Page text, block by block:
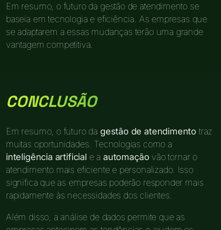
Em resumo, o futuro da gestão de atendimento se
baseia em tecnologia e eficiência. As empresas que
se adaptarem a essas mudanças terão uma grande
vantagem competitiva.
CONCLUSÃO
Em resumo, o futuro da gestão de atendimento traz
muitas oportunidades. Tecnologias como a
inteligência artificial e a automação vão tornar o
atendimento mais eficiente e personalizado. Isso
significa que as empresas poderão responder mais
rapidamente às necessidades dos clientes.
Além disso, a análise de dados permite que as